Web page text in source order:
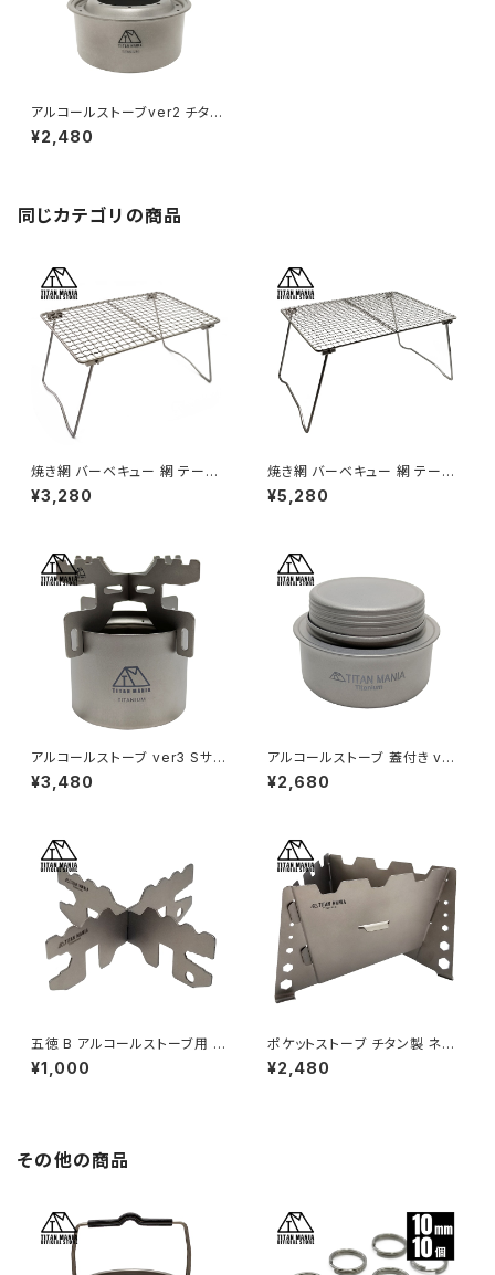
アルコールストーブver2 チタン
製 軽量 頑丈 シングルコンロ ア
ルコールバーナー コンパクト ポ
¥2,480
同じカテゴリの商品
焼き網 バーベキュー 網 テーブ
ル S チタン ローテーブル メッシ
ュテーブル グリルスタンド 軽量
ロキャンプ BBQ アウトドア キャ
ンプ用品 収納袋付き
¥3,280
焼き網 バーベキュー 網 テーブ
ル L チタン ローテーブル メッシ
ュテーブル グリルスタンド 軽量
テーブル サイドテーブル 五徳
ソロキャンプ BBQ アウトドア キ
ャンプ用品 収納袋付き
¥5,280
アルコールストーブ ver3 Sサイ
ズ チタン製 軽量 頑丈 小型 コ
ンロ コンパクト ポータブル キャ
¥3,480
アルコールストーブ 蓋付き ver
4 チタン製 軽量 頑丈 アルスト
小型 ミニ コンロ コンパクト ポ
用品 キャンプ用品 収納袋付き
¥2,680
五徳 B アルコールストーブ用 チ
タン製 超軽量 頑丈 十字 ミニ
クロススタンド ソロキャンプ BB
¥1,000
ポケットストーブ チタン製 ネイ
チャーストーブ デルタ型 ポケッ
トコンロ ミニ コンロ コンパクト
¥2,480
その他の商品